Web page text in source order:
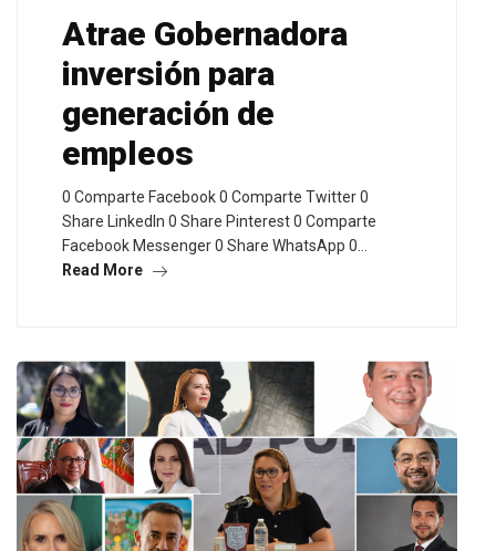
Atrae Gobernadora
inversión para
generación de
empleos
0 Comparte Facebook 0 Comparte Twitter 0
Share LinkedIn 0 Share Pinterest 0 Comparte
Facebook Messenger 0 Share WhatsApp 0…
Read More